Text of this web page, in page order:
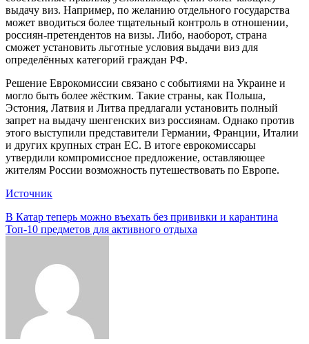
выдачу виз. Например, по желанию отдельного государства
может вводиться более тщательный контроль в отношении,
россиян-претендентов на визы. Либо, наоборот, страна
сможет установить льготные условия выдачи виз для
определённых категорий граждан РФ.
Решение Еврокомиссии связано с событиями на Украине и
могло быть более жёстким. Такие страны, как Польша,
Эстония, Латвия и Литва предлагали установить полный
запрет на выдачу шенгенских виз россиянам. Однако против
этого выступили представители Германии, Франции, Италии
и других крупных стран ЕС. В итоге еврокомиссары
утвердили компромиссное предложение, оставляющее
жителям России возможность путешествовать по Европе.
Источник
Навигация
по
В Катар теперь можно въехать без прививки и карантина
Топ-10 предметов для активного отдыха